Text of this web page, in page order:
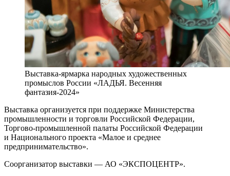
Выставка-ярмарка народных художественных
промыслов России «ЛАДЬЯ. Весенняя
фантазия-2024»
Выставка организуется при поддержке Министерства
промышленности и торговли Российской Федерации,
Торгово-промышленной палаты Российской Федерации
и Национального проекта «Малое и среднее
предпринимательство».
Соорганизатор выставки — АО «ЭКСПОЦЕНТР».